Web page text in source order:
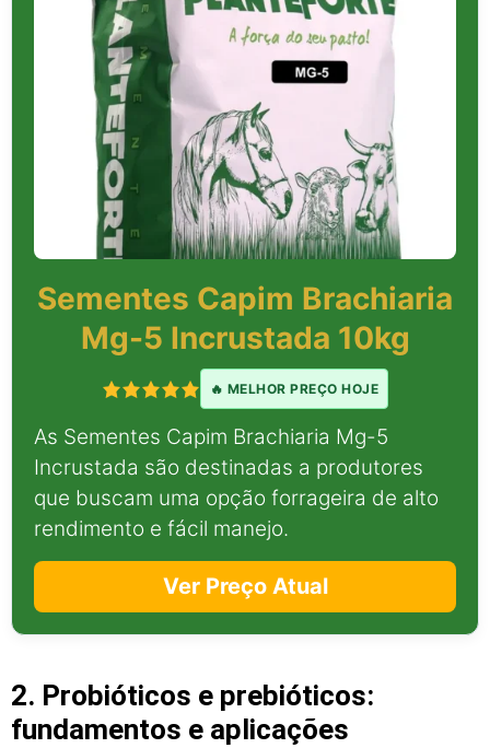
Sementes Capim Brachiaria
Mg-5 Incrustada 10kg
🔥 MELHOR PREÇO HOJE
As Sementes Capim Brachiaria Mg-5
Incrustada são destinadas a produtores
que buscam uma opção forrageira de alto
rendimento e fácil manejo.
Ver Preço Atual
2. Probióticos e prebióticos:
fundamentos e aplicações